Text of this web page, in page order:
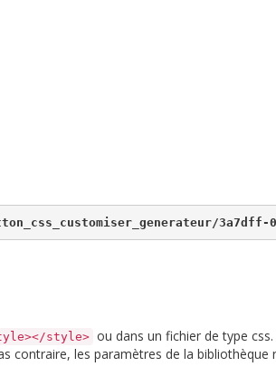
style> ou dans un fichier de type
contraire, les paramètres de la bibliothèque